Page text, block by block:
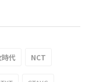
時代 NCT